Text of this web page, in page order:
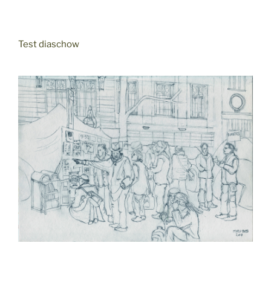
Test diaschow